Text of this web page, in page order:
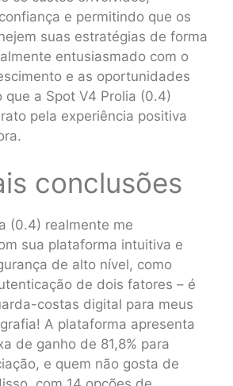
e permitindo que os
suas estratégias de forma
entusiasmado com o
e as oportunidades
que a Spot V4 Prolia (0.4)
pela experiência positiva
conclusões
(0.4) realmente me
sua plataforma intuitiva e
de alto nível, como
de dois fatores – é
costas digital para meus
A plataforma apresenta
de ganho de 81,8% para
e quem não gosta de